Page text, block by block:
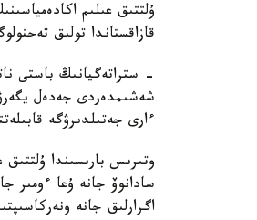
ۇلتتىق عىلىم
قازاقستاندا تولىق
- ستراتەگيانىڭ باستى
شەشىمدەردى جەدەل
ءارى جەتىلدىرۋگە
وتىرىس بارىسىندا
سادانوۆ جانە ۇعا ءومىر
اگرارلىق جانە